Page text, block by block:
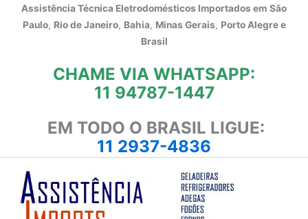
Assistência Técnica Eletrodomésticos Importados em São
Paulo, Rio de Janeiro, Bahia, Minas Gerais, Porto Alegre e
Brasil
CHAME VIA WHATSAPP:
11 94787-1447
EM TODO O BRASIL LIGUE:
11 2937-4836